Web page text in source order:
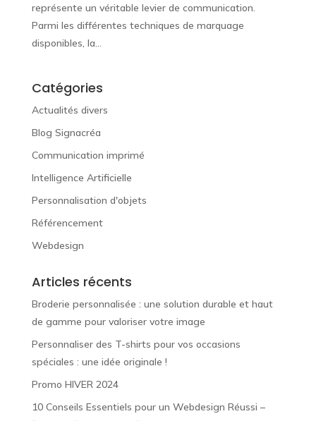
représente un véritable levier de communication.
Parmi les différentes techniques de marquage
disponibles, la...
Catégories
Actualités divers
Blog Signacréa
Communication imprimé
Intelligence Artificielle
Personnalisation d'objets
Référencement
Webdesign
Articles récents
Broderie personnalisée : une solution durable et haut
de gamme pour valoriser votre image
Personnaliser des T-shirts pour vos occasions
spéciales : une idée originale !
Promo HIVER 2024
10 Conseils Essentiels pour un Webdesign Réussi –